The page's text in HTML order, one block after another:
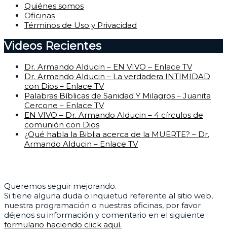
Quiénes somos
Oficinas
Términos de Uso y Privacidad
Videos Recientes
Dr. Armando Alducin – EN VIVO – Enlace TV
Dr. Armando Alducin – La verdadera INTIMIDAD
con Dios – Enlace TV
Palabras Bíblicas de Sanidad Y Milagros – Juanita
Cercone – Enlace TV
EN VIVO – Dr. Armando Alducin – 4 círculos de
comunión con Dios
¿Qué habla la Biblia acerca de la MUERTE? – Dr.
Armando Alducin – Enlace TV
Queremos seguir mejorando.
Si tiene alguna duda o inquietud referente al sitio web,
nuestra programación o nuestras oficinas, por favor
déjenos su información y comentario en el siguiente
formulario haciendo click aquí.